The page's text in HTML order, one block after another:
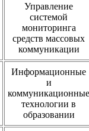
Управление
системой
мониторинга
средств массовых
коммуникации
Информационные
и
коммуникационные
технологии в
образовании